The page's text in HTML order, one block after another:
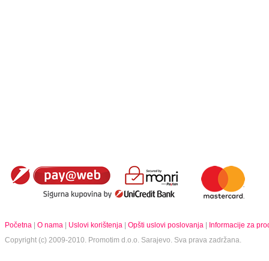
Početna O nama Uslovi korištenja Opšti uslovi poslovanja
Informacije za
Copyright (c) 2009-2010. Promotim d.o.o. Sarajevo. Sva prava zadržana.